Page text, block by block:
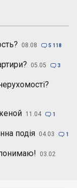
08.08  5 118
05.05  3
11.04  1
подія 04.03  1
03.02